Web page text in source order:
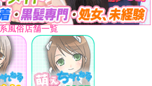
風俗店舗一覧